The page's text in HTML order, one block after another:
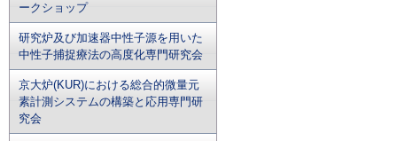
ークショップ
研究炉及び加速器中性子源を用いた
中性子捕捉療法の高度化専門研究会
京大炉(KUR)における総合的微量元
素計測システムの構築と応用専門研
究会